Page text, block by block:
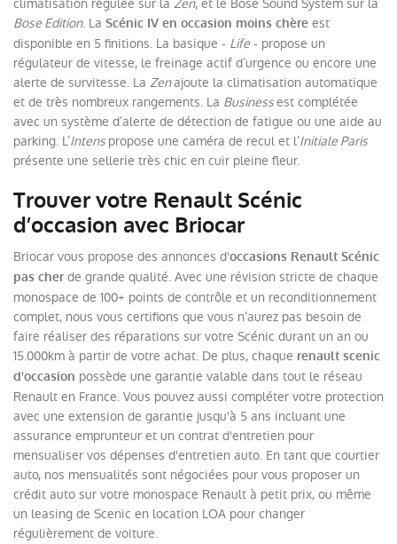
climatisation régulée sur la Zen, et le Bose Sound System sur la
Bose Edition. La Scénic IV en occasion moins chère est
disponible en 5 finitions. La basique - Life - propose un
régulateur de vitesse, le freinage actif d’urgence ou encore une
alerte de survitesse. La Zenajoute la climatisation automatique
et de très nombreux rangements. La Businessest complétée
avec un système d’alerte de détection de fatigue ou une aide au
parking. L’Intens propose une caméra de recul et l’Initiale Paris
présente une sellerie très chic en cuir pleine fleur.
Trouver votre Renault Scénic
d’occasion avec Briocar
Briocar vous propose des annonces d'occasions Renault Scénic
pas cherde grande qualité. Avec une révision stricte de chaque
monospace de 100+ points de contrôle et un reconditionnement
complet, nous vous certifions que vous n’aurez pas besoin de
faire réaliser des réparations sur votre Scénic durant un an ou
15.000km à partir de votre achat. De plus, chaque renault scenic
d'occasion possède une garantie valable dans tout le réseau
Renault en France. Vous pouvez aussi compléter votre protection
avec une extension de garantie jusqu'à 5 ans incluant une
assurance emprunteur et un contrat d'entretien pour
mensualiser vos dépenses d'entretien auto. En tant que courtier
auto, nos mensualités sont négociées pour vous proposer un
crédit auto sur votre monospace Renault à petit prix, ou même
un leasing de Scenic en location LOA pour changer
régulièrement de voiture.